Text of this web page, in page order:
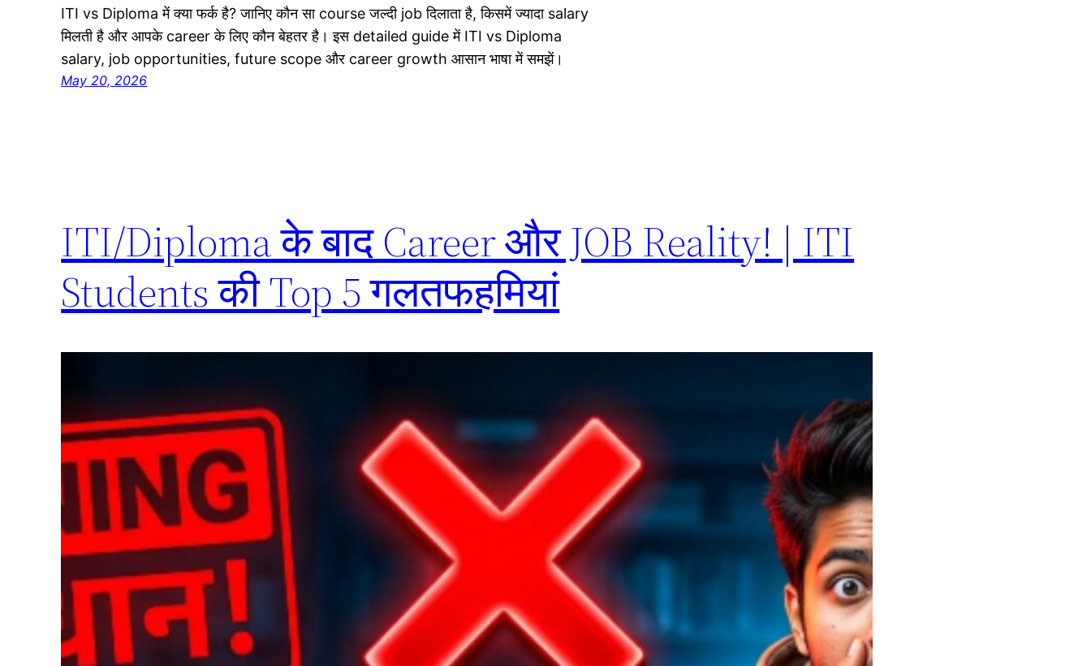
ITI vs Diploma में क्या फर्क है? जानिए कौन सा course जल्दी job दिलाता है, किसमें ज्यादा salary
मिलती है और आपके career के लिए कौन बेहतर है। इस detailed guide में ITI vs Diploma
salary, job opportunities, future scope और career growth आसान भाषा में समझें।
May 20, 2026
ITI/Diploma के बाद Career और JOB Reality! | ITI
Students की Top 5 गलतफहमियां